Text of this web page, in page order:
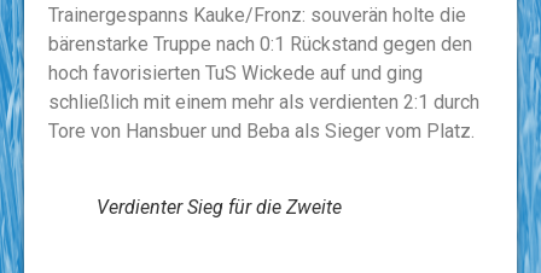
Trainergespanns Kauke/Fronz: souverän holte die
bärenstarke Truppe nach 0:1 Rückstand gegen den
hoch favorisierten TuS Wickede auf und ging
schließlich mit einem mehr als verdienten 2:1 durch
Tore von Hansbuer und Beba als Sieger vom Platz.
Verdienter Sieg für die Zweite